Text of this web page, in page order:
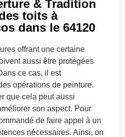
& Tradition
toits à
dans le 64120
offrant une certaine
aussi être protégées
ce cas, il est
opérations de peinture.
que cela peut aussi
son aspect. Pour
de faire appel à un
nécessaires. Ainsi, on